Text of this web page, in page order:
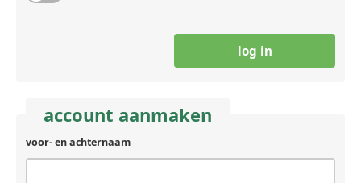
account aanmaken
voor- en achternaam